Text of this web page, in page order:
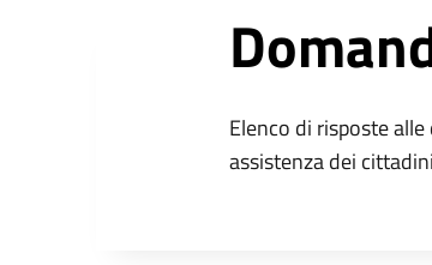
Elenco di risposte
assistenza dei